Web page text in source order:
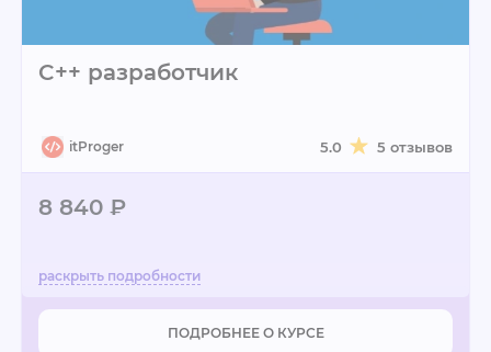
C++ разработчик
itProger 5.0 5 отзывов
8 840 ₽
ПОДРОБНЕЕ О КУРСЕ